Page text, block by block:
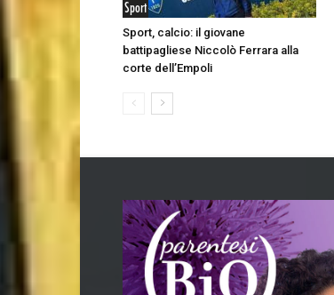
Sport
Sport, calcio: il giovane
battipagliese Niccolò Ferrara alla
corte dell’Empoli